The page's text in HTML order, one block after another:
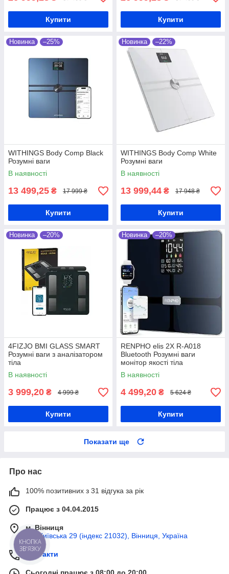
Купити Купити
Новинка –25%
WITHINGS Body Comp Black
Розумні ваги
В наявності
13 499,25 ₴ 17 999 ₴
Купити
Новинка –22%
WITHINGS Body Comp White
Розумні ваги
В наявності
13 999,44 ₴ 17 948 ₴
Купити
Новинка –20%
4FIZJO BMI GLASS SMART
Розумні ваги з аналізатором
тіла
В наявності
3 999,20 ₴ 4 999 ₴
Купити
Новинка –20%
RENPHO elis 2X R-A018
Bluetooth Розумні ваги
монітор якості тіла
В наявності
4 499,20 ₴ 5 624 ₴
Купити
Показати ще
Про нас
100% позитивних з 31 відгука за рік
Працює з 04.04.2015
м. Вінниця
вул Київська 29 (індекс 21032), Вінниця, Україна
Контакти
КНОПКА
ЗВ'ЯЗКУ